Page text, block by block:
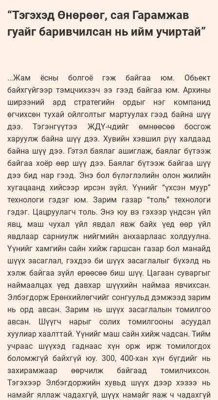
“Тэгэхэд Өнөрөөг, сая Гарамжав
гуайг баривчилсан нь ийм учиртай”
...Жам ёсны болгоё гэж байгаа юм. Обьект
байхгүйгээр тэмцчихээч ээ гээд байгаа юм. Архины
ширээний ард стратегийн ордыг нэг компанид
өгчихсөн тухай ойлголтыг мартуулах гээд байна шүү
дээ. Тэгэнгүүтээ ЖДҮ-чдийг өмнөөсөө босгож
харуулж байна шүү дээ. Хувийн хэвшил рүү халдаад
байна шүү дээ. Гэтэл баялаг ашиглаж, баялаг бүтээж
байгаа хоёр өөр шүү дээ. Баялаг бүтээж байгаа шүү
дээ бид нар гээд. Энэ бол бүлэглэлийн олон жилийн
хугацаанд хийсээр ирсэн зүйл. Үүнийг “үхсэн муур”
технологи гэдэг юм. Зарим газар “толь” технологи
гэдэг. Цацруулагч толь. Энэ юу вэ гэхээр үндсэн үйл
явц, маш чухал үйл явдал явж байх үед өөр үйл
явдлаар сарниулж нийгмийн анхаарлаас холдуулна.
Үүнийг хамгийн сайн хийж гаршсан газар бол манайд
шүүх засаглал, гэхдээ би шүүх засаглалыг бүхэлд нь
хэлж байгаа зүйл ерөөсөө биш шүү. Цагаан суваргыг
наймаалцах үед давхар шүүхийн наймаа явчихсан.
Элбэгдорж Ерөнхийлөгчийг сонгуульд дэмжээд зарим
нь орд авсан. Зарим нь шүүх засаглалын томилгоо
авсан. Шүүгч нарыг солих томилгооны асуудал
хуулиар хаалттай. Үүнийг маш сайн хийж чадсан. Тийм
учраас шүүхэд гаднаас хүн орж ирж томилогдох
боломжгүй байхгүй юу. 300, 400-хан хүн бүгдийг нь
захирамжаар өөрчилж байгаад томилчихсон.
Тэгэхээр Элбэгдоржийн хувьд шүүх дээр хэзээ нь
намайг яллаж чадахгүй, шүүх намайг яаж ч чадахгүй